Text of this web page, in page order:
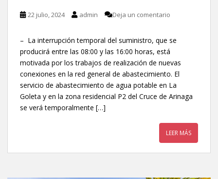
22 julio, 2024 admin Deja un comentario
– La interrupción temporal del suministro, que se
producirá entre las 08:00 y las 16:00 horas, está
motivada por los trabajos de realización de nuevas
conexiones en la red general de abastecimiento. El
servicio de abastecimiento de agua potable en La
Goleta y en la zona residencial P2 del Cruce de Arinaga
se verá temporalmente […]
LEER MÁS